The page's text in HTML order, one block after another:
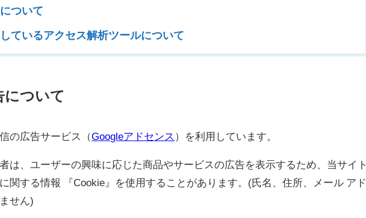
ついて
ているアクセス解析ツールについて
について
の広告サービス（Googleアドセンス ）を利用しています。
は、ユーザーの興味に応じた商品やサービスの広告を表示するため、当サイト
関する情報 『Cookie』を使用することがあります。(氏名、住所、メール アド
せん)